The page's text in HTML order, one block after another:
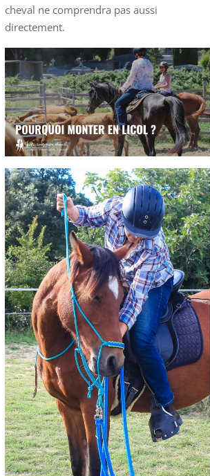
cheval ne comprendra pas aussi
directement.